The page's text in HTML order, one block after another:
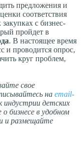
предложения и
соответствия
с бизнес-
пройдет в
. В настоящее время
и проводится опрос,
круг проблем,
свое
на email-
детских
бизнесе в удобном
и размещайте